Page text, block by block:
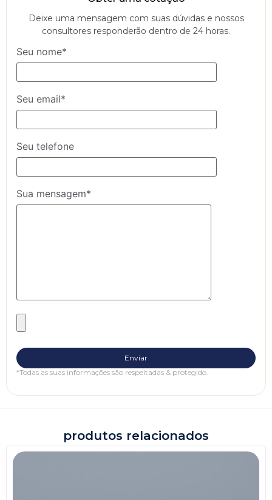
Deixe uma mensagem com suas dúvidas e nossos
consultores responderão dentro de 24 horas.
Seu nome*
Seu email*
Seu telefone
Sua mensagem*
*Todas as suas informações são respeitadas & protegido.
produtos relacionados